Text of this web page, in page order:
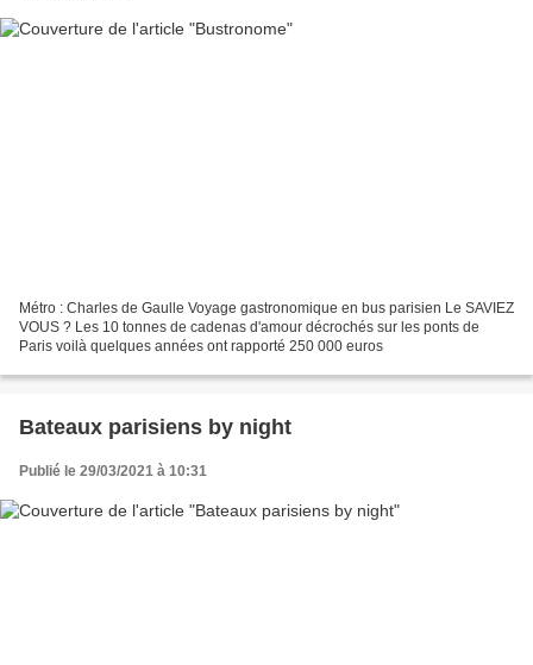
Métro : Charles de Gaulle Voyage gastronomique en bus parisien Le SAVIEZ
VOUS ? Les 10 tonnes de cadenas d'amour décrochés sur les ponts de
Paris voilà quelques années ont rapporté 250 000 euros
Bateaux parisiens by night
Publié le 29/03/2021 à 10:31